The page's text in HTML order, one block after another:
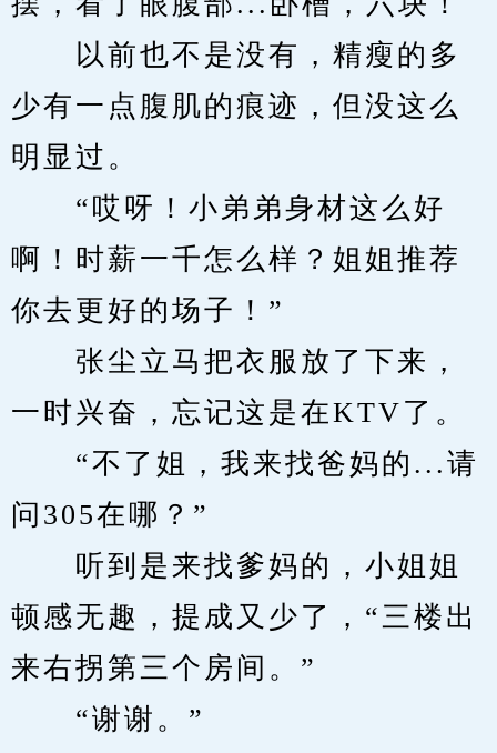
以前也不是没有，精瘦的多
少有一点腹肌的痕迹，但没这么
明显过。
“哎呀！小弟弟身材这么好
啊！时薪一千怎么样？姐姐推荐
你去更好的场子！”
张尘立马把衣服放了下来，
一时兴奋，忘记这是在KTV了。
“不了姐，我来找爸妈的...请
问305在哪？”
听到是来找爹妈的，小姐姐
顿感无趣，提成又少了，“三楼出
来右拐第三个房间。”
“谢谢。”